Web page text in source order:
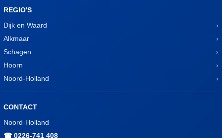
REGIO'S
Dijk en Waard
Alkmaar
Schagen
Hoorn
Noord-Holland
CONTACT
Noord-Holland
☎ 0226-741 408